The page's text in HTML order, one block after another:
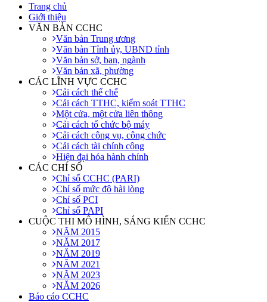
Trang chủ
Giới thiệu
VĂN BẢN CCHC
Văn bản Trung ương
Văn bản Tỉnh ủy, UBND tỉnh
Văn bản sở, ban, ngành
Văn bản xã, phường
CÁC LĨNH VỰC CCHC
Cải cách thể chế
Cải cách TTHC, kiểm soát TTHC
Một cửa, một cửa liên thông
Cải cách tổ chức bộ máy
Cải cách công vụ, công chức
Cải cách tài chính công
Hiện đại hóa hành chính
CÁC CHỈ SỐ
Chỉ số CCHC (PARI)
Chỉ số mức độ hài lòng
Chỉ số PCI
Chỉ số PAPI
CUỘC THI MÔ HÌNH, SÁNG KIẾN CCHC
NĂM 2015
NĂM 2017
NĂM 2019
NĂM 2021
NĂM 2023
NĂM 2026
Báo cáo CCHC